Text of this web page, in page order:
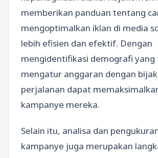
memberikan panduan tentang
mengoptimalkan iklan di media
lebih efisien dan efektif. Dengan
mengidentifikasi demografi yang
mengatur anggaran dengan
perjalanan dapat
kampanye mereka.
Selain itu, analisa dan
kampanye juga merupakan